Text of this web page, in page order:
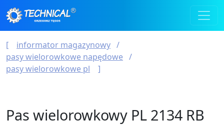
informator magazynowy
pasy wielorowkowe napędowe
pasy wielorowkowe pl
Pas wielorowkowy PL 2134 RB